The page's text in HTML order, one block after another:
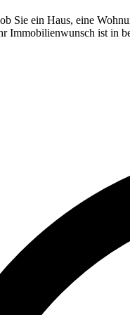
Sie ein Haus, eine
Immobilienwunsch ist in